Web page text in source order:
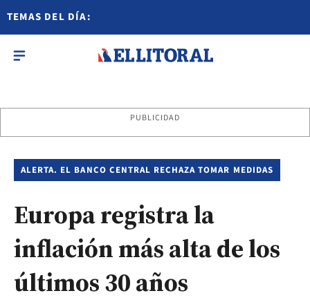
TEMAS DEL DÍA:
PUBLICIDAD
ALERTA. EL BANCO CENTRAL RECHAZA TOMAR MEDIDAS
Europa registra la
inflación más alta de los
últimos 30 años